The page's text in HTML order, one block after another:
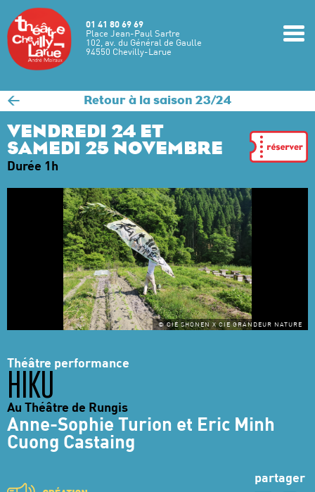
Aller au contenu principal
01 41 80 69 69
Place Jean-Paul Sartre
102, av. du Général de Gaulle
94550 Chevilly-Larue
< Retour à la saison 23/24
VENDREDI 24 ET
SAMEDI 25 NOVEMBRE
Durée 1h
© CIE SHONEN X CIE GRANDEUR NATURE
Théâtre performance
HIKU
Au Théâtre de Rungis
Anne-Sophie Turion et Eric Minh
Cuong Castaing
partager